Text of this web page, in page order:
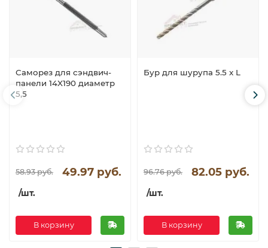
Саморез для сэндвич-
панели 14X190 диаметр
5,5
58.93 руб. 49.97 руб.
/шт.
В корзину
Бур для шурупа 5.5 x L
96.76 руб. 82.05 руб.
/шт.
В корзину